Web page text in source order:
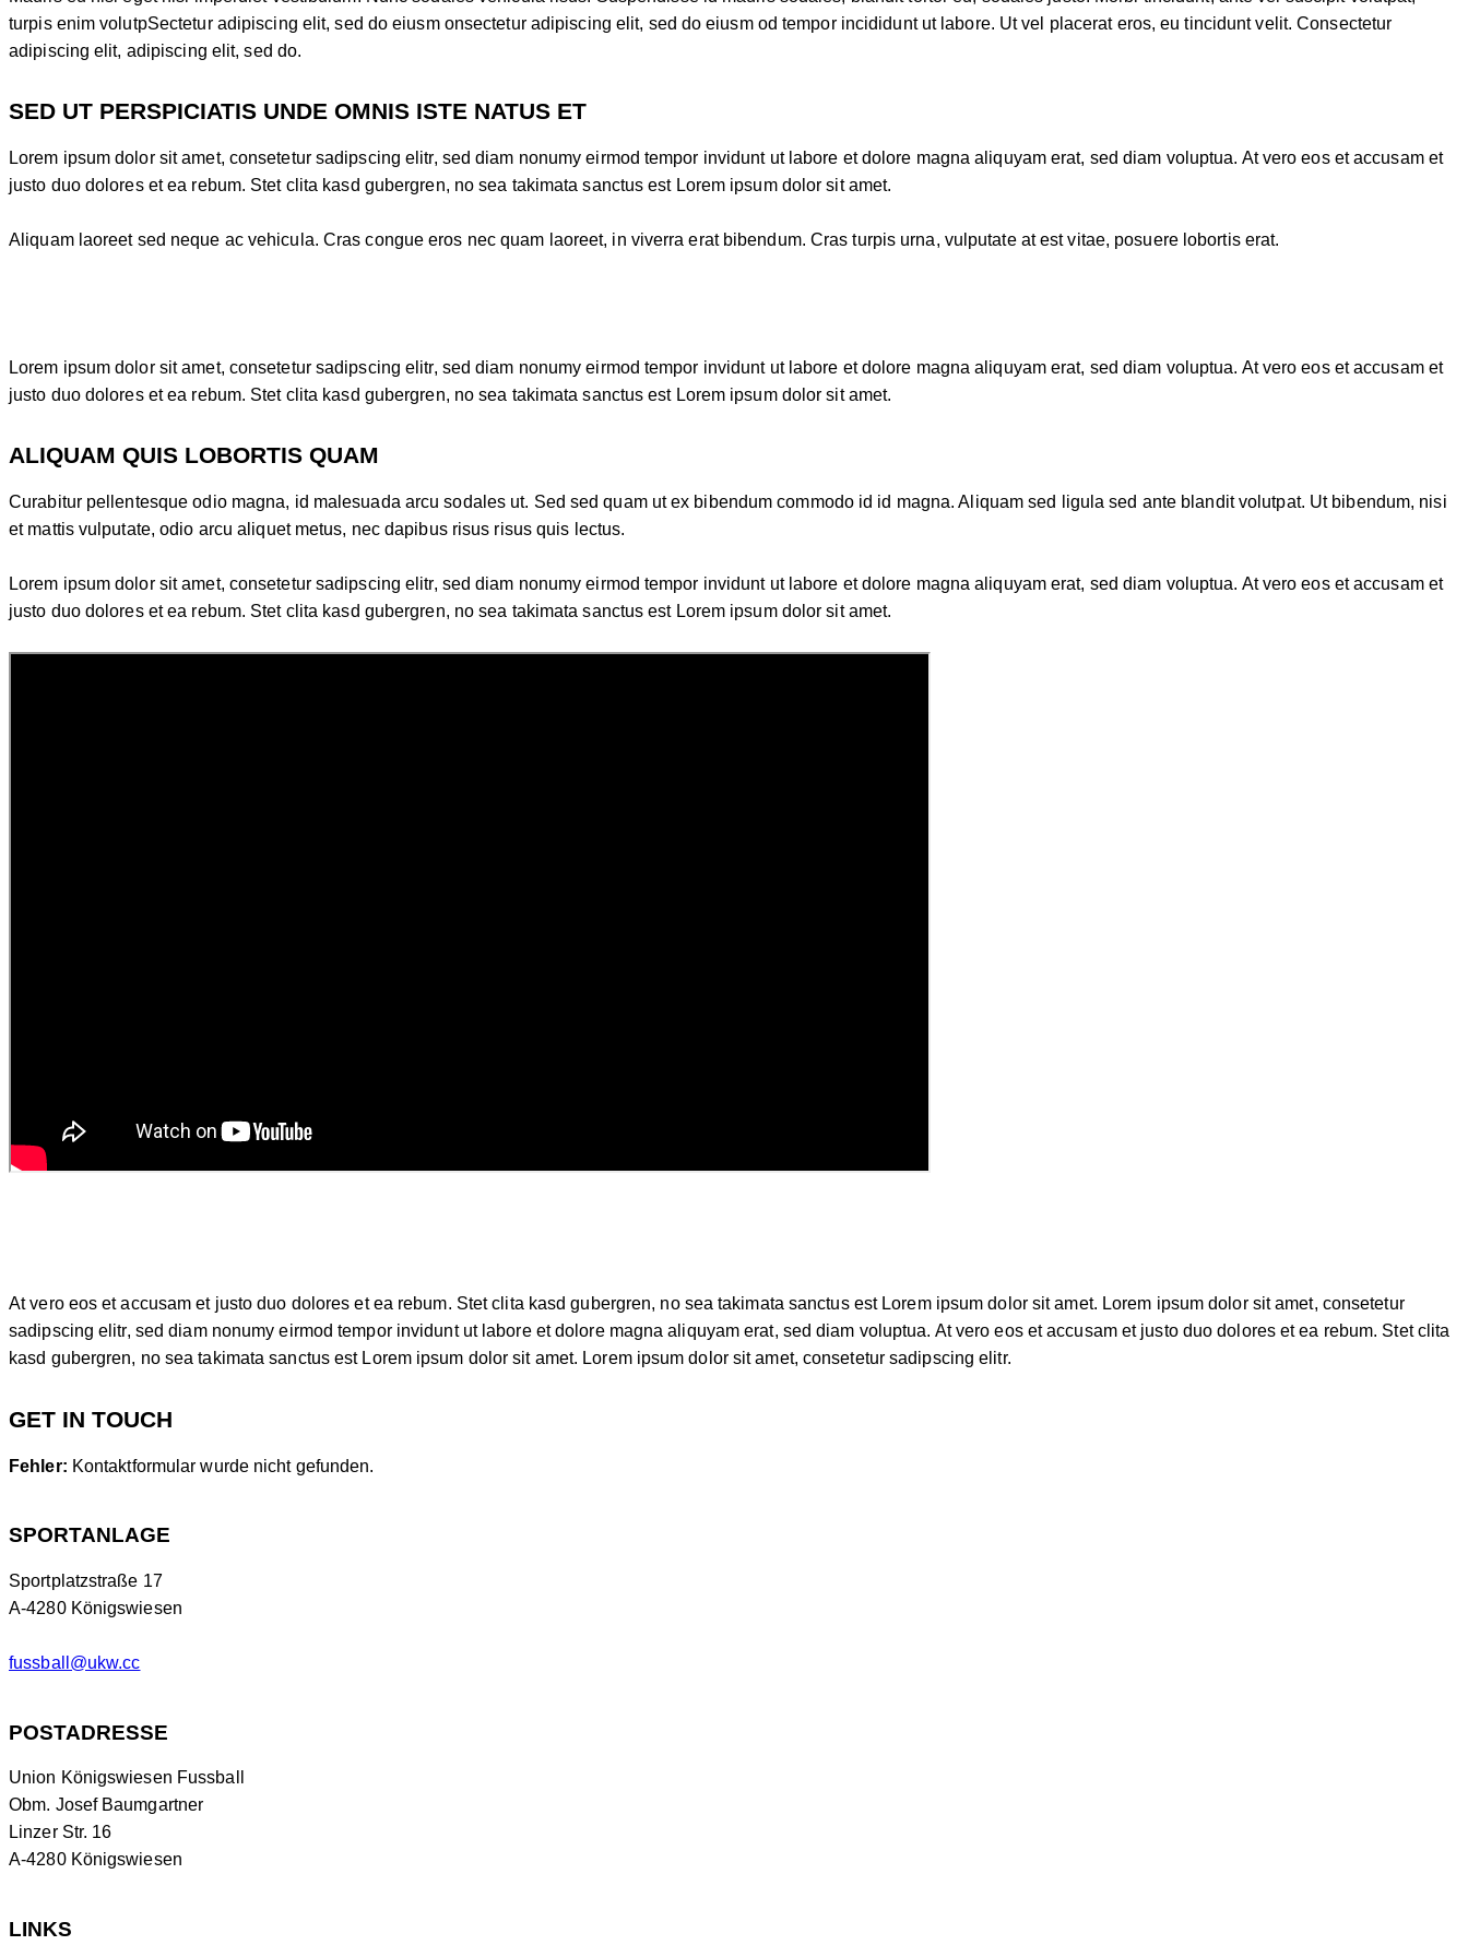
turpis enim volutpSectetur adipiscing elit, sed do eiusm onsectetur adipiscing elit, sed do eiusm od tempor incididunt ut labore. Ut vel placerat eros, eu tincidunt velit. Consectetur
adipiscing elit, adipiscing elit, sed do.
SED UT PERSPICIATIS UNDE OMNIS ISTE NATUS ET
Lorem ipsum dolor sit amet, consetetur sadipscing elitr, sed diam nonumy eirmod tempor invidunt ut labore et dolore magna aliquyam erat, sed diam voluptua. At vero eos et accusam et
justo duo dolores et ea rebum. Stet clita kasd gubergren, no sea takimata sanctus est Lorem ipsum dolor sit amet.
Aliquam laoreet sed neque ac vehicula. Cras congue eros nec quam laoreet, in viverra erat bibendum. Cras turpis urna, vulputate at est vitae, posuere lobortis erat.
Lorem ipsum dolor sit amet, consetetur sadipscing elitr, sed diam nonumy eirmod tempor invidunt ut labore et dolore magna aliquyam erat, sed diam voluptua. At vero eos et accusam et
justo duo dolores et ea rebum. Stet clita kasd gubergren, no sea takimata sanctus est Lorem ipsum dolor sit amet.
ALIQUAM QUIS LOBORTIS QUAM
Curabitur pellentesque odio magna, id malesuada arcu sodales ut. Sed sed quam ut ex bibendum commodo id id magna. Aliquam sed ligula sed ante blandit volutpat. Ut bibendum, nisi
et mattis vulputate, odio arcu aliquet metus, nec dapibus risus risus quis lectus.
Lorem ipsum dolor sit amet, consetetur sadipscing elitr, sed diam nonumy eirmod tempor invidunt ut labore et dolore magna aliquyam erat, sed diam voluptua. At vero eos et accusam et
justo duo dolores et ea rebum. Stet clita kasd gubergren, no sea takimata sanctus est Lorem ipsum dolor sit amet.
At vero eos et accusam et justo duo dolores et ea rebum. Stet clita kasd gubergren, no sea takimata sanctus est Lorem ipsum dolor sit amet. Lorem ipsum dolor sit amet, consetetur
sadipscing elitr, sed diam nonumy eirmod tempor invidunt ut labore et dolore magna aliquyam erat, sed diam voluptua. At vero eos et accusam et justo duo dolores et ea rebum. Stet clita
kasd gubergren, no sea takimata sanctus est Lorem ipsum dolor sit amet. Lorem ipsum dolor sit amet, consetetur sadipscing elitr.
GET IN TOUCH
Fehler: Kontaktformular wurde nicht gefunden.
SPORTANLAGE
Sportplatzstraße 17
A-4280 Königswiesen
fussball@ukw.cc
POSTADRESSE
Union Königswiesen Fussball
Obm. Josef Baumgartner
Linzer Str. 16
A-4280 Königswiesen
LINKS